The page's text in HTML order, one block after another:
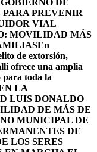
GOBIERNO DE
PREVENIR
VIAL
MOVILIDAD MÁS
En
de extorsión,
ofrece una amplia
para toda la
LA
LUIS DONALDO
DE MÁS DE
MUNICIPAL DE
DE
LOS SERES